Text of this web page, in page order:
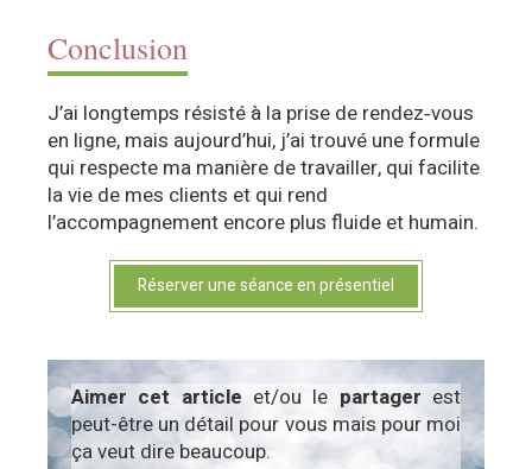
Conclusion
J’ai longtemps résisté à la prise de rendez‑vous
en ligne, mais aujourd’hui, j’ai trouvé une formule
qui respecte ma manière de travailler, qui facilite
la vie de mes clients et qui rend
l’accompagnement encore plus fluide et humain.
Réserver une séance en présentiel
Aimer cet article et/ou le partager est
peut-être un détail pour vous mais pour moi
ça veut dire beaucoup.